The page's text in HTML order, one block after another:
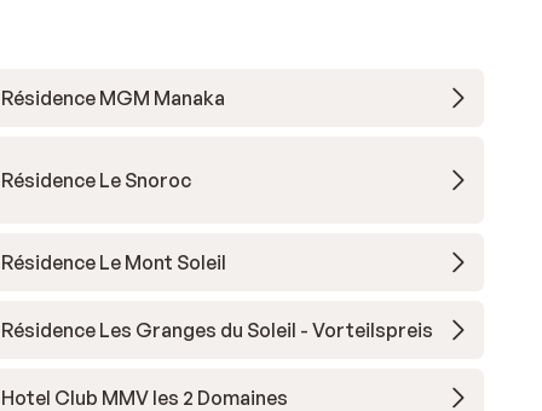
Résidence MGM Manaka
Résidence Le Snoroc
Résidence Le Mont Soleil
Résidence Les Granges du Soleil - Vorteilspreis
Hotel Club MMV les 2 Domaines